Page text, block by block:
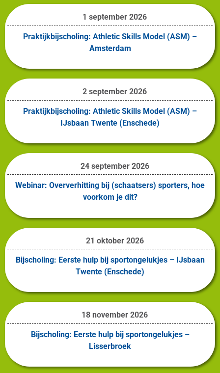
1 september 2026
Praktijkbijscholing: Athletic Skills Model (ASM) –
Amsterdam
2 september 2026
Praktijkbijscholing: Athletic Skills Model (ASM) –
IJsbaan Twente (Enschede)
24 september 2026
Webinar: Oververhitting bij (schaatsers) sporters, hoe
voorkom je dit?
21 oktober 2026
Bijscholing: Eerste hulp bij sportongelukjes – IJsbaan
Twente (Enschede)
18 november 2026
Bijscholing: Eerste hulp bij sportongelukjes –
Lisserbroek